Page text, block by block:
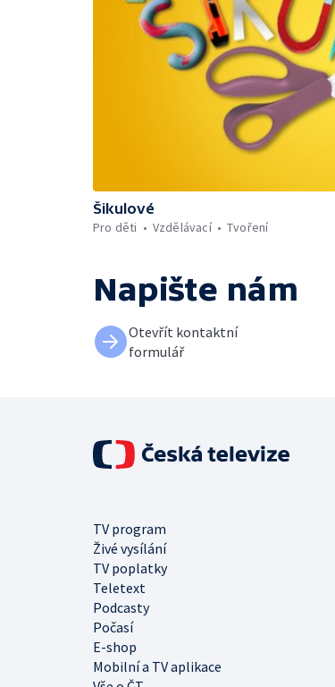
Šikulové
Pro děti
Vzdělávací Tvoření
Napište nám
Otevřít kontaktní
formulář
TV program
Živé vysílání
TV poplatky
Teletext
Podcasty
Počasí
E-shop
Mobilní a TV aplikace